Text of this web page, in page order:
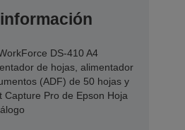
DS-410 A4
de hojas, alimentador
(ADF) de 50 hojas y
Capture Pro de Epson Hoja